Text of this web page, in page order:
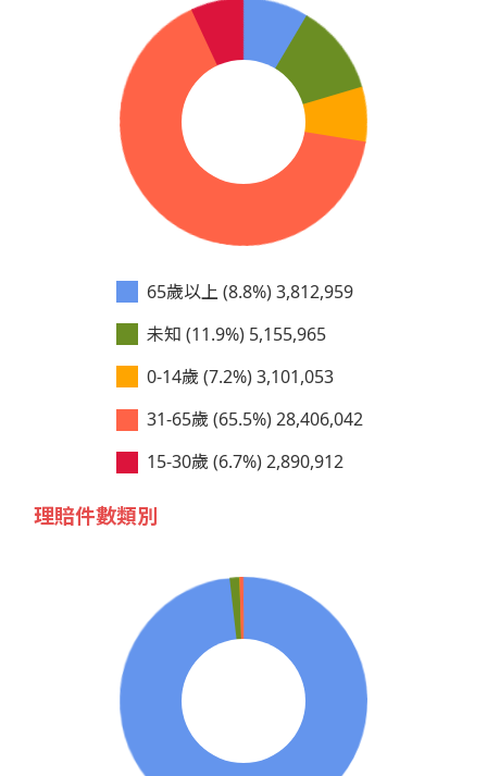
65歲以上 (8.8%) 3,812,959
未知 (11.9%) 5,155,965
0-14歲 (7.2%) 3,101,053
31-65歲 (65.5%) 28,406,042
15-30歲 (6.7%) 2,890,912
理賠件數類別